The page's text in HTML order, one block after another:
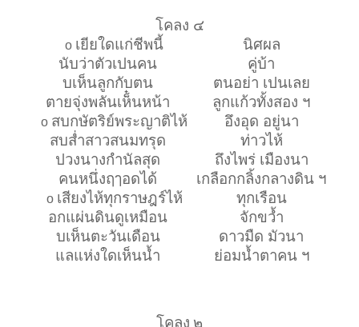
โคลง ๔
o เยียใดแก่ชีพนี้
นิศผล
นับว่าตัวเปนคน
คู่บ้า
บเห็นลูกกับตน
ตนอย่า เปนเลย
ตายจุ่งพลันเห็๋นหน้า
ลูกแก้วทั้งสอง ฯ
o สบกษัตริย์พระญาติไห้
อึงอุด อยู่นา
สบส่ำสาวสนมทรุด
ท่าวไห้
ปวงนางกำนัลสุด
ถึงไพร่ เมืองนา
คนหนึ่งฤๅอดได้
เกลือกกลิ้งกลางดิน ฯ
o เสียงไห้ทุกราษฎร์ไห้
ทุกเรือน
อกแผ่นดินดูเหมือน
จักขว้ำ
บเห็นตะวันเดือน
ดาวมืด มัวนา
แลแห่งใดเห็นน้ำ
ย่อมน้ำตาคน ฯ
โคลง ๒